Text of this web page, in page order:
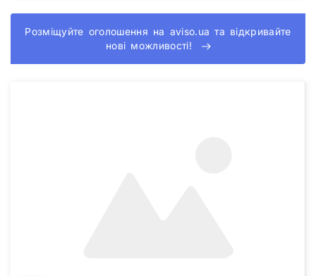
Розміщуйте оголошення на aviso.ua та відкривайте
нові можливості!